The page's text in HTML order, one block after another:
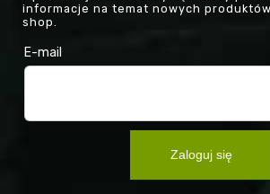
informacje na temat nowych
shop.
E-mail
Zaloguj się